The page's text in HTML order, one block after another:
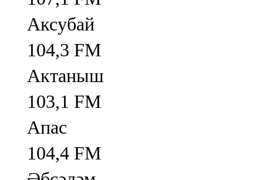
Аксубай
104,3 FM
Актаныш
103,1 FM
Апас
104,4 FM